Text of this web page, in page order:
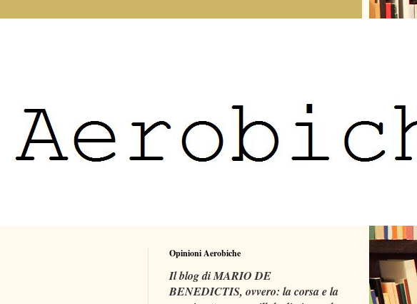
Opinioni Aerobiche
Il blog di MARIO DE
BENEDICTIS, ovvero: la corsa e la